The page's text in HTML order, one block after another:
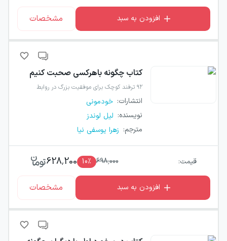
افزودن به سبد مشخصات
کتاب چگونه باهرکسی صحبت کنیم
۹۲ ترفند کوچک برای موفقیت بزرگ در روابط
انتشارات: خودمونی
نویسنده: لیل لوندز
مترجم: زهرا یوسفی نیا
قیمت: 698,000
10٪ 628,200
افزودن به سبد مشخصات